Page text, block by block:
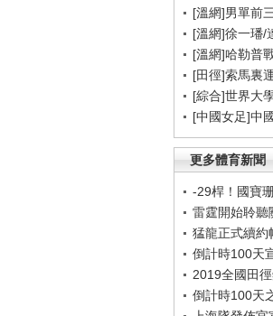
[溫網]男單前
[溫網]徐一璠/
[溫網]哈勒普
[田徑]索馬裏
[綜合]世界大
[中國女足]中
更多體育新聞
-29桿！國寶
雷霆開始聆聽
猛龍正式續約
倒計時100天
2019全國田
倒計時100天